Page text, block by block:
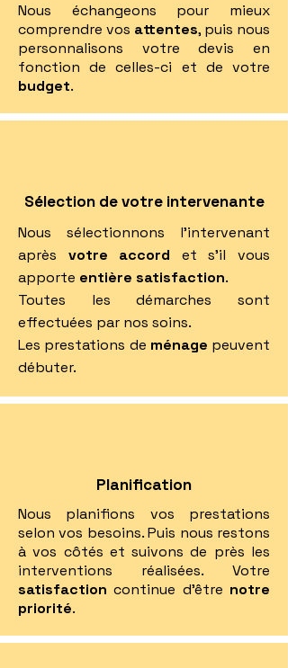
Nous échangeons pour mieux
comprendre vos attentes, puis nous
personnalisons votre devis en
fonction de celles-ci et de votre
budget.
Sélection de votre intervenante
Nous sélectionnons l'intervenant
après votre accord et s'il vous
apporte entière satisfaction.
Toutes les démarches sont
effectuées par nos soins.
Les prestations de ménage peuvent
débuter.
Planification
Nous planifions vos prestations
selon vos besoins. Puis nous restons
à vos côtés et suivons de près les
interventions réalisées. Votre
satisfaction continue d'être notre
priorité.